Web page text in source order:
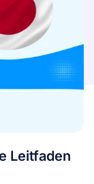
Leitfaden